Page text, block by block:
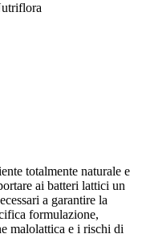
totalmente naturale e
ai batteri lattici un
a garantire la
formulazione,
malolattica e i rischi di